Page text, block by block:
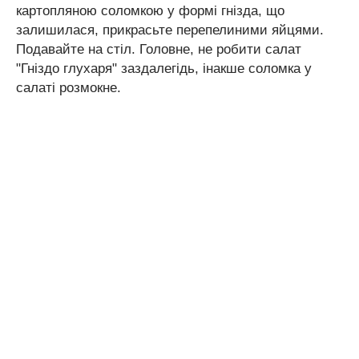
картопляною соломкою у формі гнізда, що
залишилася, прикрасьте перепелиними яйцями.
Подавайте на стіл. Головне, не робити салат
"Гніздо глухаря" заздалегідь, інакше соломка у
салаті розмокне.